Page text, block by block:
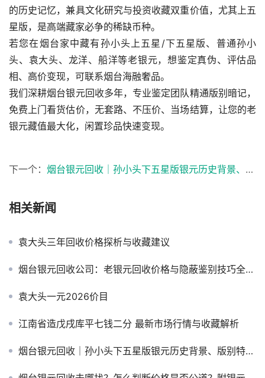
的历史记忆，兼具文化研究与投资收藏双重价值，尤其上五
星版，是高端藏家必争的稀缺币种。
若您在烟台家中藏有孙小头上五星/下五星版、普通孙小
头、袁大头、龙洋、船洋等老银元，想鉴定真伪、评估品
相、高价变现，可联系烟台海融奢品。
我们深耕烟台银元回收多年，专业鉴定团队精通版别暗记，
免费上门看货估价，无套路、不压价、当场结算，让您的老
银元藏值最大化，闲置珍品快速变现。
下一个： 烟台银元回收｜孙小头下五星版银元历史背景、版别特征及市场拍卖价格全解析
相关新闻
袁大头三年回收价格探析与收藏建议
烟台银元回收公司：老银元回收价格与隐蔽鉴别技巧全攻略（附正规渠道）
袁大头一元2026价目
江南省造戊戌库平七钱二分 最新市场行情与收藏解析
烟台银元回收｜孙小头下五星版银元历史背景、版别特征及市场拍卖价格全解析